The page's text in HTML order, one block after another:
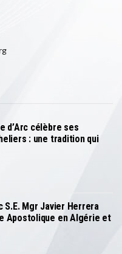
d’Arc célèbre ses
: une tradition qui
S.E. Mgr Javier Herrera
Apostolique en Algérie et